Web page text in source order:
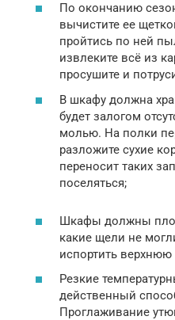
По окончанию
вычистите ее
пройтись по ней
извлеките всё из
просушите и
В шкафу должна
будет залогом
молью. На полки
разложите сухие
переносит таких
поселяться;
Шкафы должны
какие щели не
испортить верхнюю
Резкие
действенный
Проглаживание